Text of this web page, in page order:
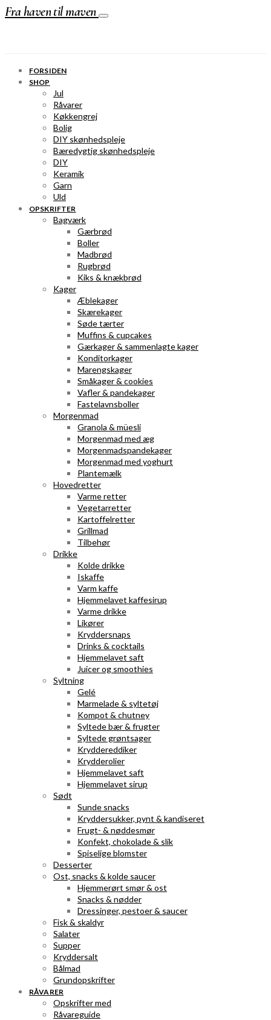
Fra haven til maven
FORSIDEN
SHOP
Jul
Råvarer
Køkkengrej
Bolig
DIY skønhedspleje
Bæredygtig skønhedspleje
DIY
Keramik
Garn
Uld
OPSKRIFTER
Bagværk
Gærbrød
Boller
Madbrød
Rugbrød
Kiks & knækbrød
Kager
Æblekager
Skærekager
Søde tærter
Muffins & cupcakes
Gærkager & sammenlagte kager
Konditorkager
Marengskager
Småkager & cookies
Vafler & pandekager
Fastelavnsboller
Morgenmad
Granola & müesli
Morgenmad med æg
Morgenmadspandekager
Morgenmad med yoghurt
Plantemælk
Hovedretter
Varme retter
Vegetarretter
Kartoffelretter
Grillmad
Tilbehør
Drikke
Kolde drikke
Iskaffe
Varm kaffe
Hjemmelavet kaffesirup
Varme drikke
Likører
Kryddersnaps
Drinks & cocktails
Hjemmelavet saft
Juicer og smoothies
Syltning
Gelé
Marmelade & syltetøj
Kompot & chutney
Syltede bær & frugter
Syltede grøntsager
Kryddereddiker
Krydderolier
Hjemmelavet saft
Hjemmelavet sirup
Sødt
Sunde snacks
Kryddersukker, pynt & kandiseret
Frugt- & nøddesmør
Konfekt, chokolade & slik
Spiselige blomster
Desserter
Ost, snacks & kolde saucer
Hjemmerørt smør & ost
Snacks & nødder
Dressinger, pestoer & saucer
Fisk & skaldyr
Salater
Supper
Kryddersalt
Bålmad
Grundopskrifter
RÅVARER
Opskrifter med
Råvareguide